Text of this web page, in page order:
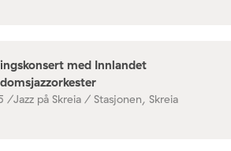
med Innlandet
/Jazz på Skreia / Stasjonen, Skreia